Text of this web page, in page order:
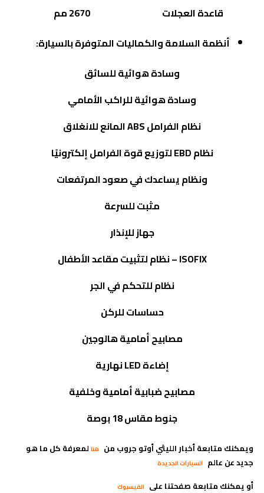
قاعدة العجلات
2670 مم
أنظمة السلامة والكماليات المتوفرة بالسيارة:
وسادة هوائية للسائق
وسادة هوائية للراكب الأمامي
نظام الفراملABSالمانع للانغلاق
نظامEBDلتوزيع قوة الفرامل إلكترونيًا
ونظام يساعدك في صعود المرتفعات
مثبت للسرعة
جهاز للإنذار
ISOFIX– نظام لتثبيت مقاعد الأطفال
نظام للتحكم في الجر
حساسات للركن
مصابيح أمامية هالوجين
إضاءةLEDنهارية
مصابيح ضبابية أمامية وخلفية
جنوط مقاس 18 بوصة
ويمكنك متابعة أخبار الليثي أوتو جروب من هنا لمعرفة كل ما هو
جديد عن عالم السيارات الجديدة
أو يمكنك متابعة صفحتنا على الفيسبوك